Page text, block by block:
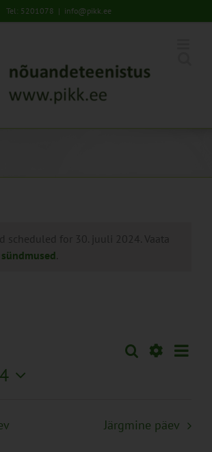
Tel: 5201078 | info@pikk.ee
scheduled for 30. juuli 2024. Vaata
Sündmused
Navigation
Otsi Päev
Järgmine päev